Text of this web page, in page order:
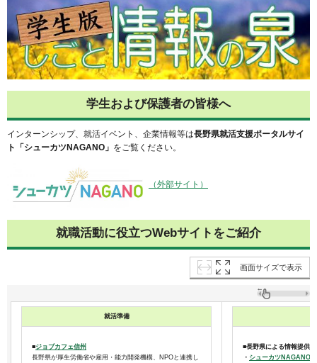
学生および保護者の皆様へ
インターンシップ、就活イベント、企業情報等は長野県就活支援ポータルサイ
ト「シューカツNAGANO」 をご覧ください。
（外部サイト）
就職活動に役立つWebサイトをご紹介
画面サイズで表示
就活準備
■ジョブカフェ信州
長野県が厚生労働省や雇用・能力開発機構、NPOと連携し
■長野県による情報提供
・ シューカツNAGANO